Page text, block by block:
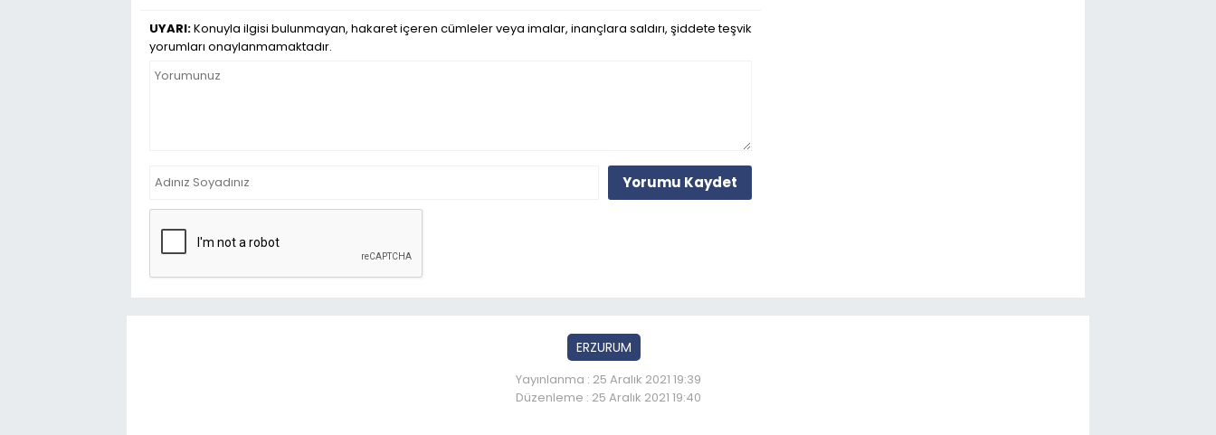
UYARI:Konuyla ilgisi bulunmayan, hakaret içeren cümleler veya imalar, inançlara saldırı, şiddete teşvik
yorumları onaylanmamaktadır.
Yorumu Kaydet
ERZURUM
Yayınlanma : 25 Aralık 2021 19:39
Düzenleme : 25 Aralık 2021 19:40